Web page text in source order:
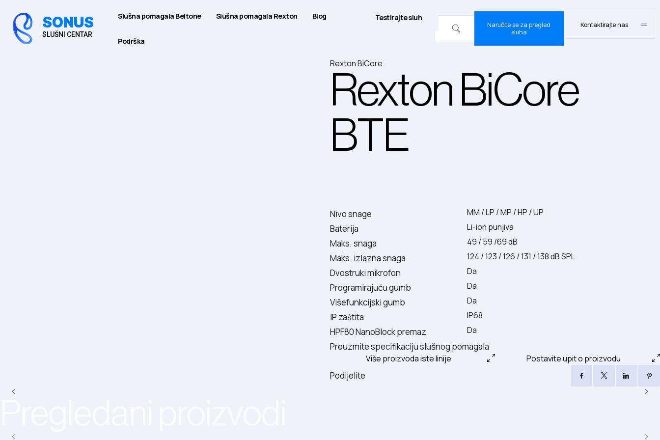
SONUS
SLUŠNI CENTAR
Slušna pomagala Beltone Slušna pomagala Rexton Blog
Podrška
Testirajte sluh
Popularna slušna pomagala
Naručite se za pregled
sluha
Kontaktirajte nas
Rexton BiCore
Rexton BiCore
BTE
Nivo snage MM / LP / MP / HP / UP
Baterija Li-ion punjiva
Maks. snaga 49 / 59 /69 dB
Maks. izlazna snaga 124 / 123 / 126 / 131 / 138 dB SPL
Dvostruki mikrofon Da
Programirajuću gumb Da
Višefunkcijski gumb Da
IP zaštita IP68
HPF80 NanoBlock premaz Da
Preuzmite specifikaciju slušnog pomagala
Više proizvoda iste linije Postavite upit o proizvodu
Podijelite Facebook